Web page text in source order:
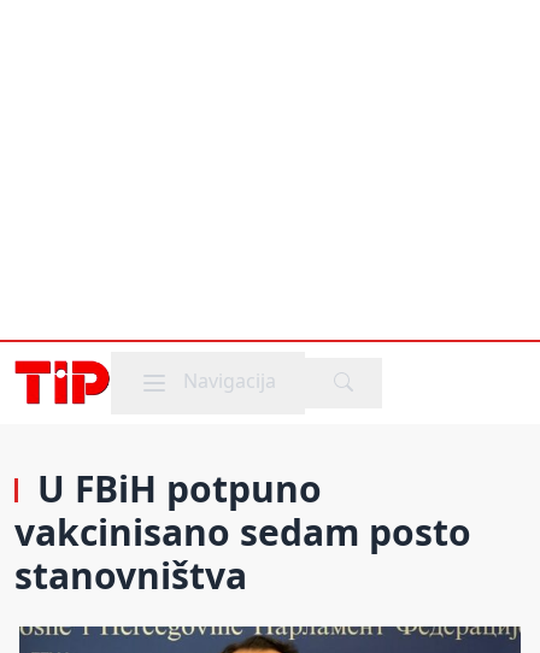
Mobile menu
Navigacija
U FBiH potpuno
vakcinisano sedam posto
stanovništva